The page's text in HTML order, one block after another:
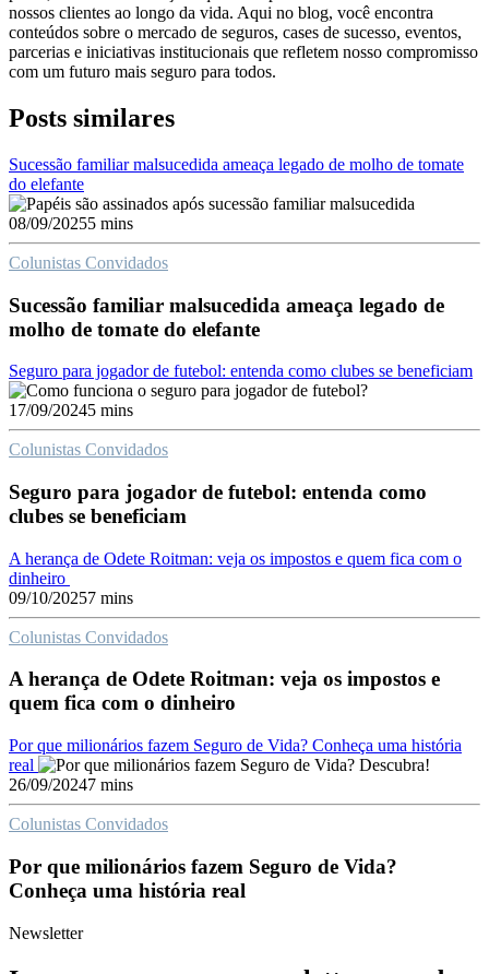
nossos clientes ao longo da vida. Aqui no blog, você encontra
conteúdos sobre o mercado de seguros, cases de sucesso, eventos,
parcerias e iniciativas institucionais que refletem nosso compromisso
com um futuro mais seguro para todos.
Posts similares
Sucessão familiar malsucedida ameaça legado de molho de tomate
do elefante
08/09/20255 mins
Colunistas Convidados
Sucessão familiar malsucedida ameaça legado de
molho de tomate do elefante
Seguro para jogador de futebol: entenda como clubes se beneficiam
17/09/20245 mins
Colunistas Convidados
Seguro para jogador de futebol: entenda como
clubes se beneficiam
A herança de Odete Roitman: veja os impostos e quem fica com o
dinheiro
09/10/20257 mins
Colunistas Convidados
A herança de Odete Roitman: veja os impostos e
quem fica com o dinheiro
Por que milionários fazem Seguro de Vida? Conheça uma história
real
26/09/20247 mins
Colunistas Convidados
Por que milionários fazem Seguro de Vida?
Conheça uma história real
Newsletter